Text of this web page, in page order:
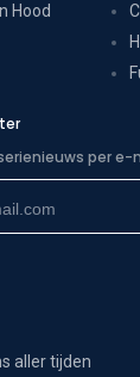
Hood
per e-
aller tijden